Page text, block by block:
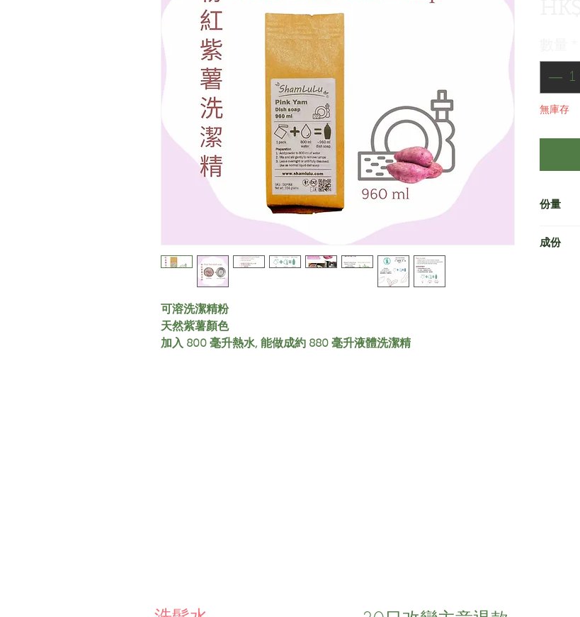
可溶洗潔精粉
天然紫薯顏色
加入 800 毫升熱水, 能做成約 880 毫升液體洗潔精
無庫存
份量
成份